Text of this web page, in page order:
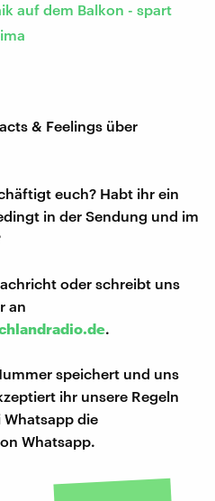
auf dem Balkon - spart
& Feelings über
euch? Habt ihr ein
in der Sendung und im
oder schreibt uns
an
.
speichert und uns
ihr unsere Regeln
die
Whatsapp.